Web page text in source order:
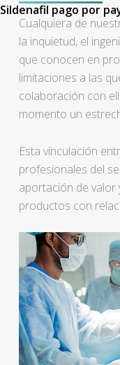
Sildenafil pago por
Cualquiera de
la inquietud, el
que conocen en
limitaciones a las
colaboración con
momento un
Esta vinculación
profesionales del
aportación de valor
productos con